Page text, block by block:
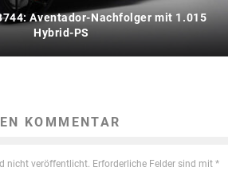
Aventador-Nachfolger mit 1.015
Hybrid-PS
KOMMENTAR
nicht veröffentlicht. Erforderliche Felder sind mit *